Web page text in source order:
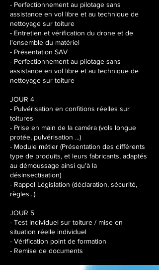
- Perfectionnement au pilotage sans
assistance en vol libre et au technique de
nettoyage sur toiture
- Entretien et vérification du drone et de
l'ensemble du matériel
- Présentation SAV
- Perfectionnement au pilotage sans
assistance en vol libre et au technique de
nettoyage sur toiture
JOUR 4
- Pulvérisation en confitions réelles sur
toitures
- Prise en main de la caméra (vols longue
protée, pulvérisation ...)
- Module métier (Présentation des différents
type de produits, et leurs fabricants, adaptés
au démoussage ainsi qu'à la
désinsectisation)
- Rappel Législation (déclaration, sécurité,
règles...)
JOUR 5
- Test individuel sur toiture / mise en
situation réelle individuel
- Vérification point de formation
- Remise de documents